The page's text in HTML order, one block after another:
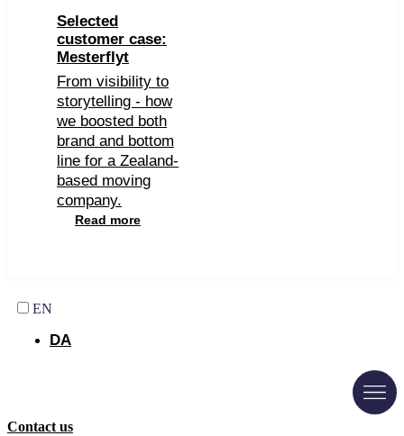
Selected
customer case:
Mesterflyt
From visibility to
storytelling - how
we boosted both
brand and bottom
line for a Zealand-
based moving
company.
Read more
EN
DA
Contact us